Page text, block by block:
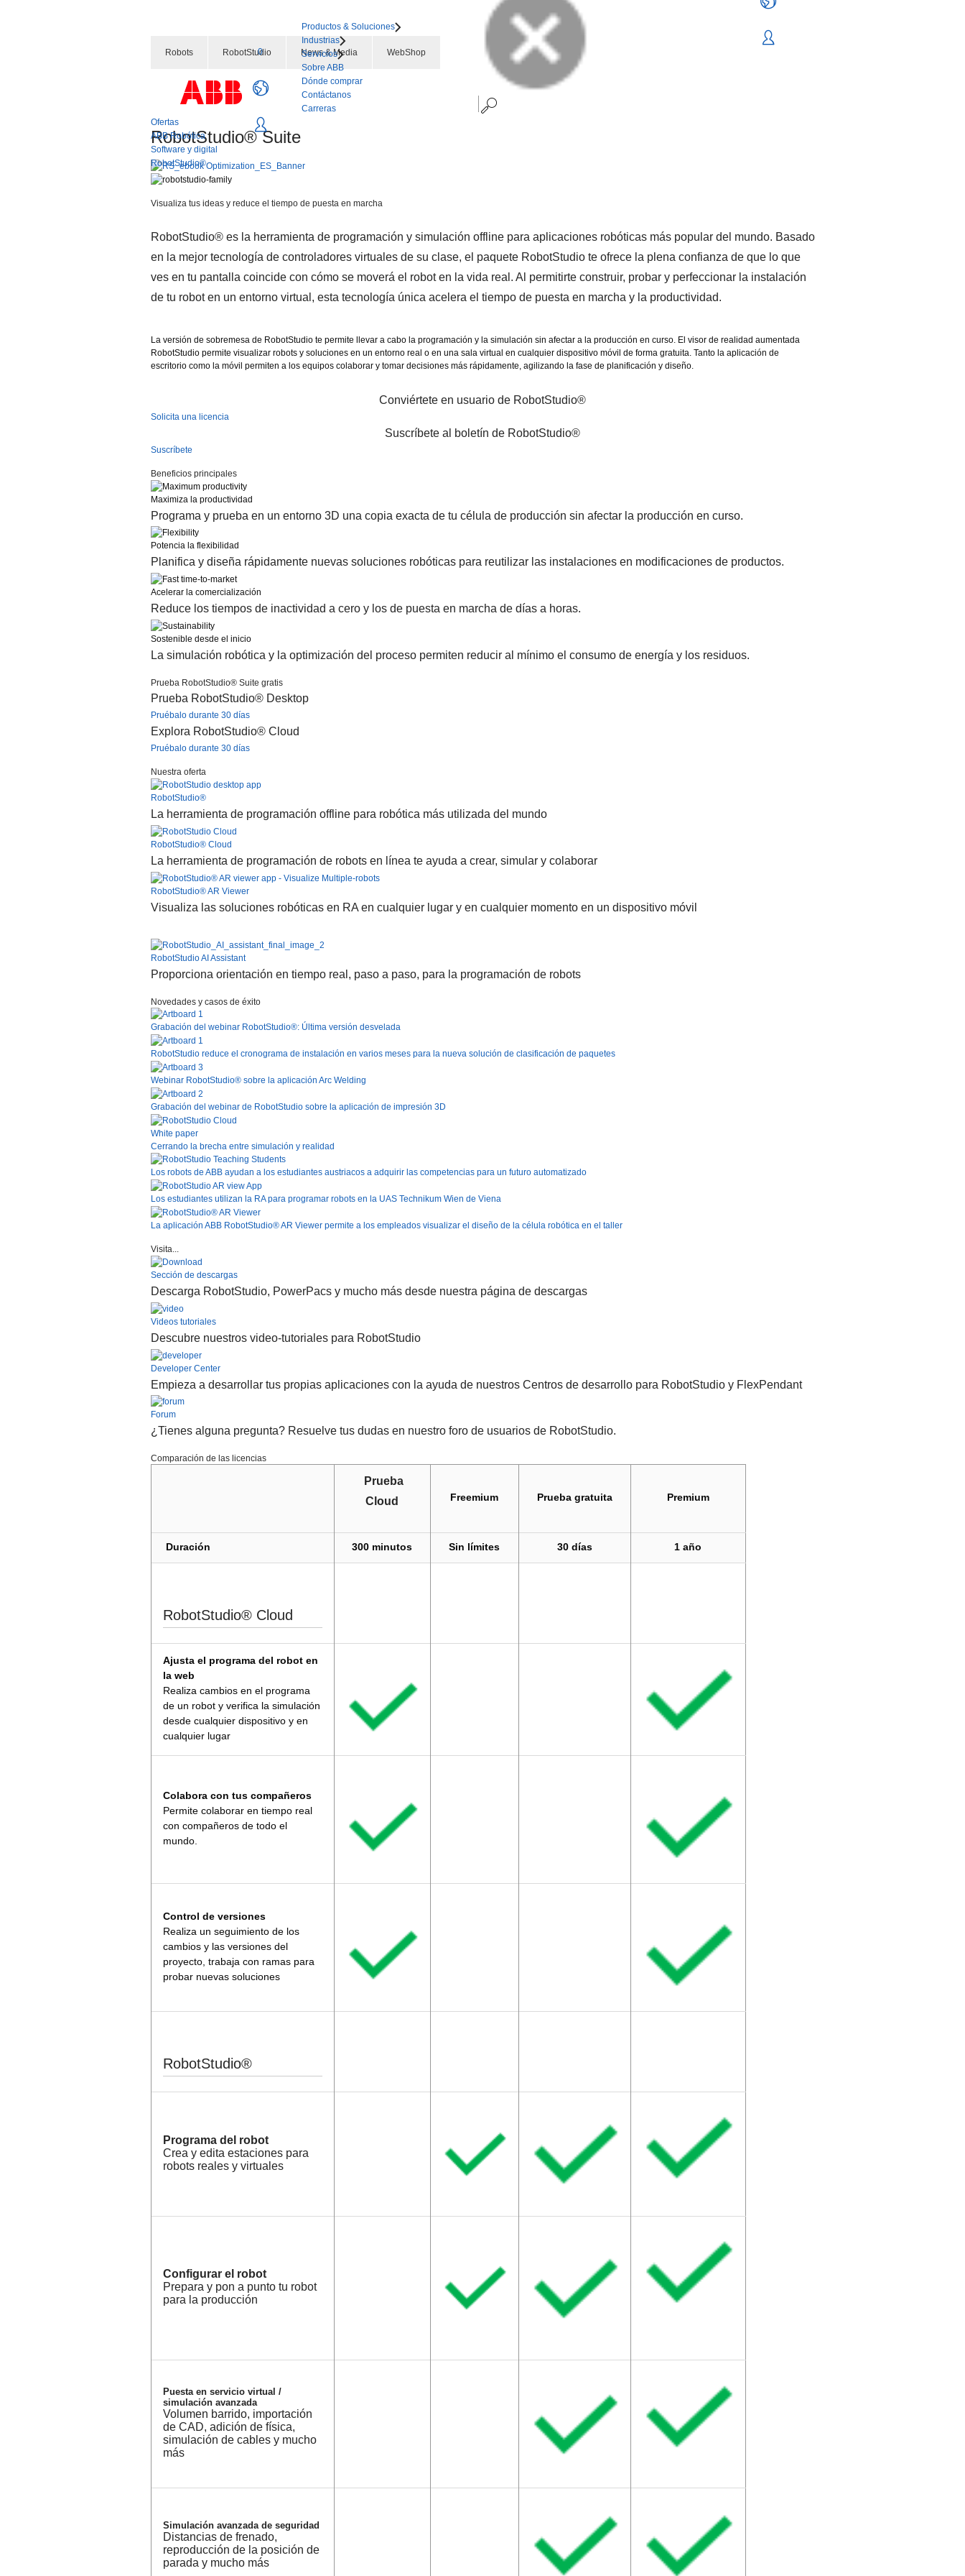
Robots RobotStudio News & Media WebShop
0
Productos & Soluciones
Industrias
Servicios
Sobre ABB
Dónde comprar
Contáctanos
Carreras
Ofertas
ABB Robótica
Software y digital
RobotStudio®
RobotStudio® Suite
Visualiza tus ideas y reduce el tiempo de puesta en marcha
RobotStudio® es la herramienta de programación y simulación offline para aplicaciones robóticas más popular del mundo. Basado
en la mejor tecnología de controladores virtuales de su clase, el paquete RobotStudio te ofrece la plena confianza de que lo que
ves en tu pantalla coincide con cómo se moverá el robot en la vida real. Al permitirte construir, probar y perfeccionar la instalación
de tu robot en un entorno virtual, esta tecnología única acelera el tiempo de puesta en marcha y la productividad.
La versión de sobremesa de RobotStudio te permite llevar a cabo la programación y la simulación sin afectar a la producción en curso. El visor de realidad aumentada
RobotStudio permite visualizar robots y soluciones en un entorno real o en una sala virtual en cualquier dispositivo móvil de forma gratuita. Tanto la aplicación de
escritorio como la móvil permiten a los equipos colaborar y tomar decisiones más rápidamente, agilizando la fase de planificación y diseño.
Conviértete en usuario de RobotStudio®
Solicita una licencia
Suscríbete al boletín de RobotStudio®
Suscríbete
Beneficios principales
Maximiza la productividad
Programa y prueba en un entorno 3D una copia exacta de tu célula de producción sin afectar la producción en curso.
Potencia la flexibilidad
Planifica y diseña rápidamente nuevas soluciones robóticas para reutilizar las instalaciones en modificaciones de productos.
Acelerar la comercialización
Reduce los tiempos de inactividad a cero y los de puesta en marcha de días a horas.
Sostenible desde el inicio
La simulación robótica y la optimización del proceso permiten reducir al mínimo el consumo de energía y los residuos.
Prueba RobotStudio® Suite gratis
Prueba RobotStudio® Desktop
Pruébalo durante 30 días
Explora RobotStudio® Cloud
Pruébalo durante 30 días
Nuestra oferta
RobotStudio®
La herramienta de programación offline para robótica más utilizada del mundo
RobotStudio® Cloud
La herramienta de programación de robots en línea te ayuda a crear, simular y colaborar
RobotStudio® AR Viewer
Visualiza las soluciones robóticas en RA en cualquier lugar y en cualquier momento en un dispositivo móvil
RobotStudio AI Assistant
Proporciona orientación en tiempo real, paso a paso, para la programación de robots
Novedades y casos de éxito
Grabación del webinar RobotStudio®: Última versión desvelada
RobotStudio reduce el cronograma de instalación en varios meses para la nueva solución de clasificación de paquetes
Webinar RobotStudio® sobre la aplicación Arc Welding
Grabación del webinar de RobotStudio sobre la aplicación de impresión 3D
White paper
Cerrando la brecha entre simulación y realidad
Los robots de ABB ayudan a los estudiantes austriacos a adquirir las competencias para un futuro automatizado
Los estudiantes utilizan la RA para programar robots en la UAS Technikum Wien de Viena
La aplicación ABB RobotStudio® AR Viewer permite a los empleados visualizar el diseño de la célula robótica en el taller
Visita...
Sección de descargas
Descarga RobotStudio, PowerPacs y mucho más desde nuestra página de descargas
Videos tutoriales
Descubre nuestros video-tutoriales para RobotStudio
Developer Center
Empieza a desarrollar tus propias aplicaciones con la ayuda de nuestros Centros de desarrollo para RobotStudio y FlexPendant
Forum
¿Tienes alguna pregunta? Resuelve tus dudas en nuestro foro de usuarios de RobotStudio.
Comparación de las licencias
Prueba
Cloud
Freemium Prueba gratuita Premium
Duración 300 minutos Sin límites 30 días 1 año
RobotStudio® Cloud
Ajusta el programa del robot en
la web
Realiza cambios en el programa
de un robot y verifica la simulación
desde cualquier dispositivo y en
cualquier lugar
Colabora con tus compañeros
Permite colaborar en tiempo real
con compañeros de todo el
mundo.
Control de versiones
Realiza un seguimiento de los
cambios y las versiones del
proyecto, trabaja con ramas para
probar nuevas soluciones
RobotStudio®
Programa del robot
Crea y edita estaciones para
robots reales y virtuales
Configurar el robot
Prepara y pon a punto tu robot
para la producción
Puesta en servicio virtual /
simulación avanzada
Volumen barrido, importación
de CAD, adición de física,
simulación de cables y mucho
más
Simulación avanzada de seguridad
Distancias de frenado,
reproducción de la posición de
parada y mucho más